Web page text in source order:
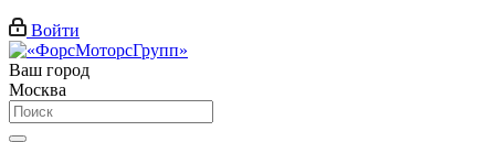
Войти
Ваш город
Москва